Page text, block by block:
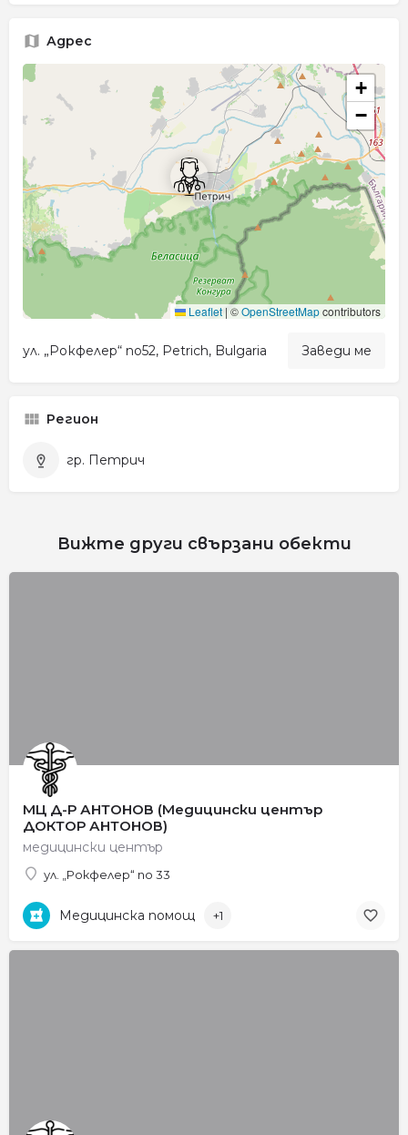
Адрес
+
−
Leaflet | ©OpenStreetMapcontributors
ул. „Рокфелер“ no52, Petrich, Bulgaria Заведи ме
Регион
гр. Петрич
Вижте други свързани обекти
МЦ Д-Р АНТОНОВ (Медицински център
ДОКТОР АНТОНОВ)
медицински център
ул. „Рокфелер“ no 33
Медицинска помощ +1